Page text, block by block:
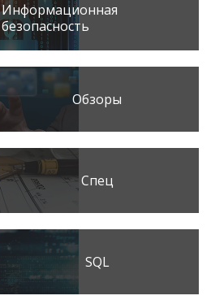
Обзоры
Спец
SQL